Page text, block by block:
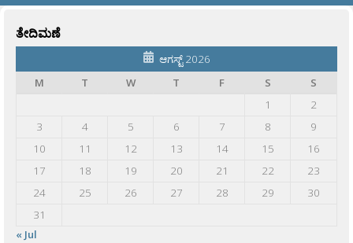
ತೇದಿಮಣೆ
ಆಗಸ್ಟ್ 2026
M
T W T F S
S
1
2
3
4 5 6 7 8
9
10
11 12 13 14 15
16
17
18 19 20 21 22
23
24
25 26 27 28 29
30
31
« Jul